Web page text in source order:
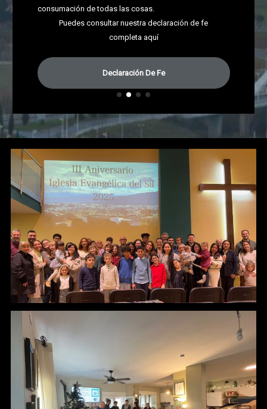
consumación de todas las cosas.
Puedes consultar nuestra declaración de fe
completa aquí
Declaración De Fe